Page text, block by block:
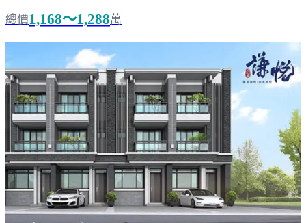
總價1,168～1,288萬